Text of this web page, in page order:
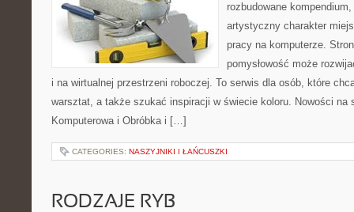
rozbudowane
artystyczny charakter
pracy na komputerze.
pomysłowość może
i na wirtualnej przestrzeni roboczej. To serwis dla osób, które
warsztat, a także szukać inspiracji w świecie koloru. Nowości na
Komputerowa i Obróbka i […]
CATEGORIES: NASZYJNIKI I ŁAŃCUSZKI
RODZAJE RYB